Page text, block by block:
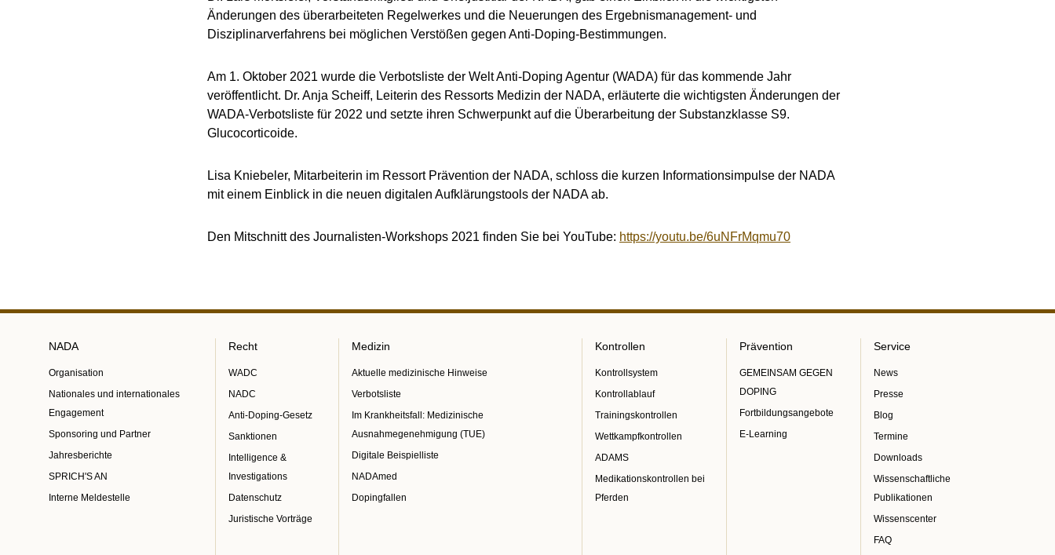
Änderungen des überarbeiteten Regelwerkes und die Neuerungen des Ergebnismanagement- und
Disziplinarverfahrens bei möglichen Verstößen gegen Anti-Doping-Bestimmungen.
Am 1. Oktober 2021 wurde die Verbotsliste der Welt Anti-Doping Agentur (WADA) für das kommende Jahr
veröffentlicht. Dr. Anja Scheiff, Leiterin des Ressorts Medizin der NADA, erläuterte die wichtigsten Änderungen der
WADA-Verbotsliste für 2022 und setzte ihren Schwerpunkt auf die Überarbeitung der Substanzklasse S9.
Glucocorticoide.
Lisa Kniebeler, Mitarbeiterin im Ressort Prävention der NADA, schloss die kurzen Informationsimpulse der NADA
mit einem Einblick in die neuen digitalen Aufklärungstools der NADA ab.
Den Mitschnitt des Journalisten-Workshops 2021 finden Sie bei YouTube: https://youtu.be/6uNFrMqmu70
NADA
Organisation
Nationales und internationales
Engagement
Sponsoring und Partner
Jahresberichte
SPRICH'S AN
Interne Meldestelle
Recht
WADC
NADC
Anti-Doping-Gesetz
Sanktionen
Intelligence &
Investigations
Datenschutz
Juristische Vorträge
Medizin
Aktuelle medizinische Hinweise
Verbotsliste
Im Krankheitsfall: Medizinische
Ausnahmegenehmigung (TUE)
Digitale Beispielliste
NADAmed
Dopingfallen
Kontrollen
Kontrollsystem
Kontrollablauf
Trainingskontrollen
Wettkampfkontrollen
ADAMS
Medikationskontrollen bei
Pferden
Prävention
GEMEINSAM GEGEN
DOPING
Fortbildungsangebote
E-Learning
Service
News
Presse
Blog
Termine
Downloads
Wissenschaftliche
Publikationen
Wissenscenter
FAQ